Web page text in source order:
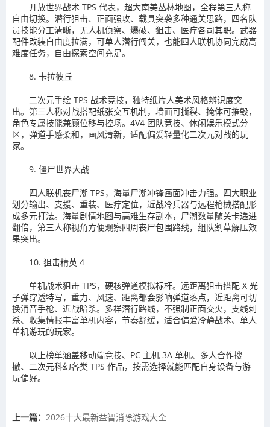
开放世界战术 TPS 代表，超大南美丛林地图，全程第三人称
自由切换。潜行狙击、正面强攻、载具突袭多种通关思路，四名队
员技能分工清晰，无人机侦察、爆破、狙击、医疗各司其职。武器
配件改装自由度拉满，可单人潜行闯关，也能四人联机协同完成高
难度任务，自由探索空间充足。
8. 卡拉彼丘
二次元手绘 TPS 战术竞技，独特纸片人美术风格辨识度突
出。第三人称对战搭配纸张交互机制，墙面可撕裂、掩体可摧毁，
角色专属技能兼顾位移与控场。4V4 团队竞技、休闲娱乐模式分
区，弹道手感柔和，画风清新，适配偏爱轻量化二次元对战的玩
家。
9. 僵尸世界大战
四人联机丧尸潮 TPS，海量尸潮冲锋画面冲击力强。四大职业
划分输出、支援、重装、医疗定位，近战冷兵器与远程枪械搭配形
成多元打法。海量剧情地图与高难生存副本，尸潮数量随关卡递进
翻倍，第三人称视角方便观察四周丧尸包围路线，组队割草解压效
果突出。
10. 狙击精英 4
单机战术狙击 TPS，硬核弹道模拟标杆。远距离狙击搭配 X 光
子弹穿透特写，重力、风速、距离都会影响弹道落点，近距离可切
换消音手枪、近战暗杀。多样潜行路线，不强制正面交火，支线刺
杀、收集情报丰富单机内容，节奏舒缓，适合偏爱冷静战术、单人
单机游玩的玩家。
以上榜单涵盖移动端竞技、PC 主机 3A 单机、多人合作搜
撤、二次元科幻各类 TPS 作品，按需选择就能匹配自身设备与游
玩偏好。
上一篇： 2026十大最新益智消除游戏大全